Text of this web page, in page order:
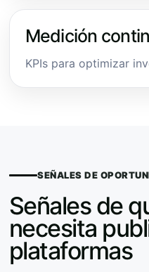
Medición
KPIs para optimizar
SEÑALES DE
Señales de
necesita
plataformas